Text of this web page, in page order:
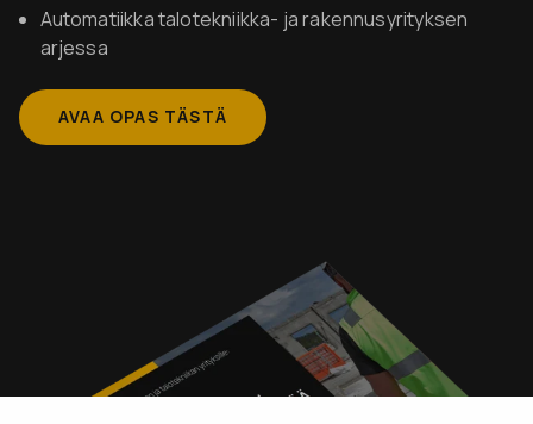
Automatiikka talotekniikka- ja rakennusyrityksen
arjessa
AVAA OPAS TÄSTÄ